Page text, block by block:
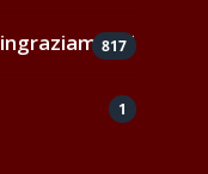
817
1